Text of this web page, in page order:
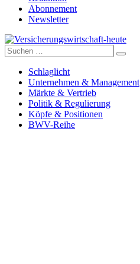
Abonnement
Newsletter
Versicherungswirtschaft-heute
Suche
nach:
Schlaglicht
Unternehmen & Management
Märkte & Vertrieb
Politik & Regulierung
Köpfe & Positionen
BWV-Reihe